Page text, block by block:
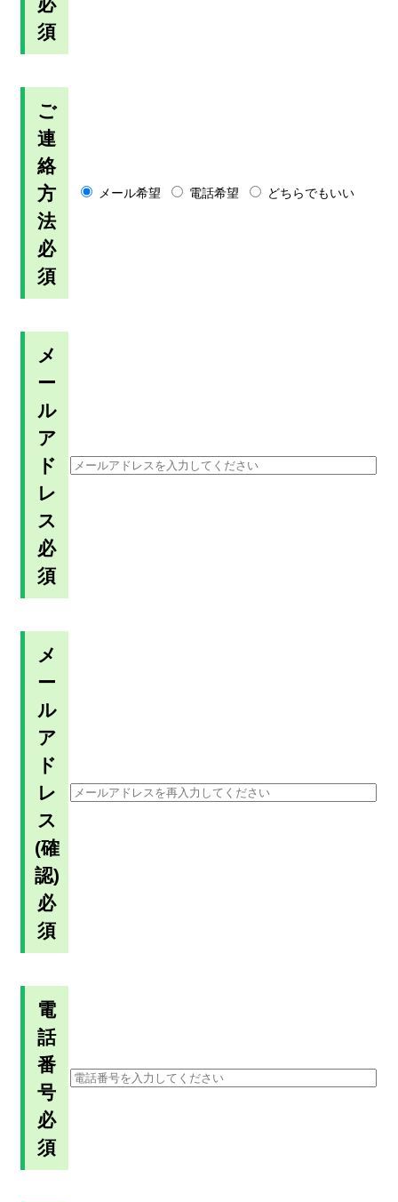
須
ご
連
絡
方
法
必
須
メール希望 電話希望 どちらでもいい
メ
ー
ル
ア
ド
レ
ス
必
須
メ
ー
ル
ア
ド
レ
ス
(確
認)
必
須
電
話
番
号
必
須